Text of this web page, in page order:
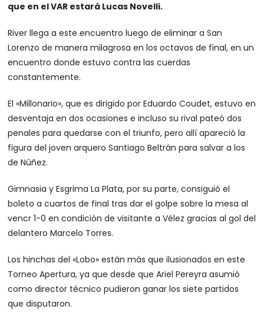
que en el VAR estará Lucas Novelli.
River llega a este encuentro luego de eliminar a San
Lorenzo de manera milagrosa en los octavos de final, en un
encuentro donde estuvo contra las cuerdas
constantemente.
El «Millonario», que es dirigido por Eduardo Coudet, estuvo en
desventaja en dos ocasiones e incluso su rival pateó dos
penales para quedarse con el triunfo, pero allí apareció la
figura del joven arquero Santiago Beltrán para salvar a los
de Núñez.
Gimnasia y Esgrima La Plata, por su parte, consiguió el
boleto a cuartos de final tras dar el golpe sobre la mesa al
vencr 1-0 en condición de visitante a Vélez gracias al gol del
delantero Marcelo Torres.
Los hinchas del «Lobo» están más que ilusionados en este
Torneo Apertura, ya que desde que Ariel Pereyra asumió
como director técnico pudieron ganar los siete partidos
que disputaron.